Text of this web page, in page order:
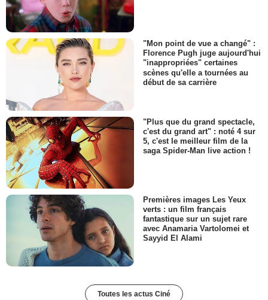
"Mon point de vue a changé" :
Florence Pugh juge aujourd'hui
"inappropriées" certaines
scènes qu'elle a tournées au
début de sa carrière
"Plus que du grand spectacle,
c'est du grand art" : noté 4 sur
5, c'est le meilleur film de la
saga Spider-Man live action !
Premières images Les Yeux
verts : un film français
fantastique sur un sujet rare
avec Anamaria Vartolomei et
Sayyid El Alami
Toutes les actus Ciné